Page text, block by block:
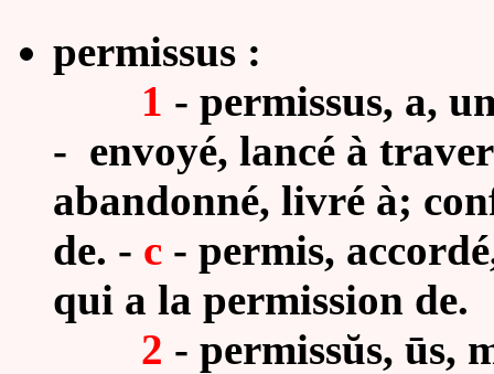
permissus :
1 - permissus, a,
- envoyé, lancé à
abandonné, livré à;
de. - c - permis,
qui a la permission de.
2 - permissŭs, ūs,